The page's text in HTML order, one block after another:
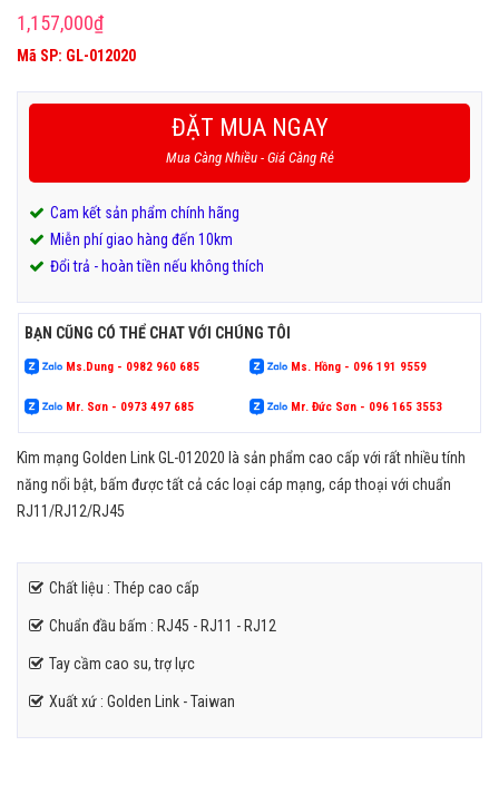
1,157,000₫
Mã SP: GL-012020
ĐẶT MUA NGAY
Mua Càng Nhiều - Giá Càng Rẻ
Cam kết sản phẩm chính hãng
Miễn phí giao hàng đến 10km
Đổi trả - hoàn tiền nếu không thích
BẠN CŨNG CÓ THỂ CHAT VỚI CHÚNG TÔI
Ms.Dung - 0982 960 685 Ms. Hồng - 096 191 9559
Mr. Sơn - 0973 497 685 Mr. Đức Sơn - 096 165 3553
Kìm mạng Golden Link GL-012020 là sản phẩm cao cấp với rất nhiều tính
năng nổi bật, bấm được tất cả các loại cáp mạng, cáp thoại với chuẩn
RJ11/RJ12/RJ45
Chất liệu : Thép cao cấp
Chuẩn đầu bấm : RJ45 - RJ11 - RJ12
Tay cầm cao su, trợ lực
Xuất xứ : Golden Link - Taiwan